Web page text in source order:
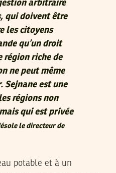
arbitraire
qui doivent être
les citoyens
qu’un droit
riche de
ne peut même
Sejnane est une
régions non
qui est privée
le directeur de
potable et à un